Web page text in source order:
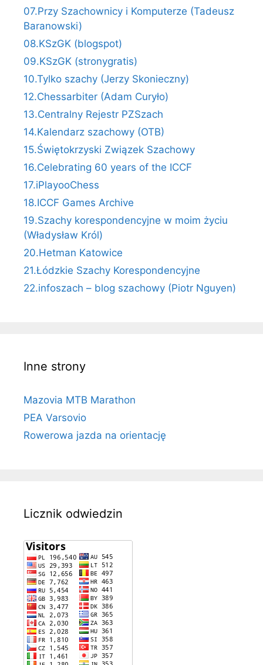
07.Przy Szachownicy i Komputerze (Tadeusz
Baranowski)
08.KSzGK (blogspot)
09.KSzGK (stronygratis)
10.Tylko szachy (Jerzy Skonieczny)
12.Chessarbiter (Adam Curyło)
13.Centralny Rejestr PZSzach
14.Kalendarz szachowy (OTB)
15.Świętokrzyski Związek Szachowy
16.Celebrating 60 years of the ICCF
17.iPlayooChess
18.ICCF Games Archive
19.Szachy korespondencyjne w moim życiu
(Władysław Król)
20.Hetman Katowice
21.Łódzkie Szachy Korespondencyjne
22.infoszach – blog szachowy (Piotr Nguyen)
Inne strony
Mazovia MTB Marathon
PEA Varsovio
Rowerowa jazda na orientację
Licznik odwiedzin